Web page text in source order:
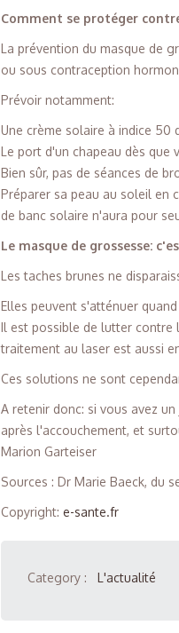
Comment se protéger
La prévention du masque de
ou sous contraception
Prévoir notamment:
Une crème solaire à indice 50
Le port d'un chapeau dès que
Bien sûr, pas de séances de
Préparer sa peau au soleil en
de banc solaire n'aura pour
Le masque de grossesse:
Les taches brunes ne
Elles peuvent s'atténuer
Il est possible de lutter contre
traitement au laser est aussi
Ces solutions ne sont
A retenir donc: si vous avez
après l'accouchement, et
Marion Garteiser
Sources : Dr Marie Baeck, du
Copyright:e-sante.fr
Category : L'actualité